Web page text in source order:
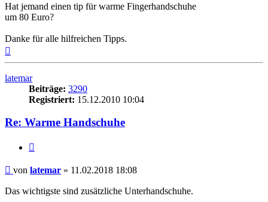
Hat jemand einen tip für warme Fingerhandschuhe
um 80 Euro?
Danke für alle hilfreichen Tipps.
latemar
Beiträge: 3290
Registriert: 15.12.2010 10:04
Re: Warme Handschuhe
Beitrag
von latemar » 11.02.2018 18:08
Das wichtigste sind zusätzliche Unterhandschuhe.